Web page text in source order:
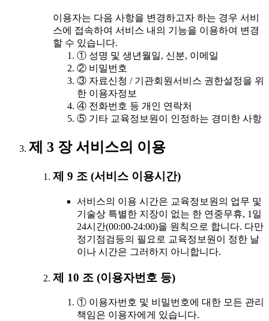
이용자는 다음 사항을 변경하고자 하는 경우 서비
스에 접속하여 서비스 내의 기능을 이용하여 변경
할 수 있습니다.
① 성명 및 생년월일, 신분, 이메일
② 비밀번호
③ 자료신청 / 기관회원서비스 권한설정을 위
한 이용자정보
④ 전화번호 등 개인 연락처
⑤ 기타 교육정보원이 인정하는 경미한 사항
제 3 장 서비스의 이용
제 9 조 (서비스 이용시간)
서비스의 이용 시간은 교육정보원의 업무 및
기술상 특별한 지장이 없는 한 연중무휴, 1일
24시간(00:00-24:00)을 원칙으로 합니다. 다만
정기점검등의 필요로 교육정보원이 정한 날
이나 시간은 그러하지 아니합니다.
제 10 조 (이용자번호 등)
① 이용자번호 및 비밀번호에 대한 모든 관리
책임은 이용자에게 있습니다.